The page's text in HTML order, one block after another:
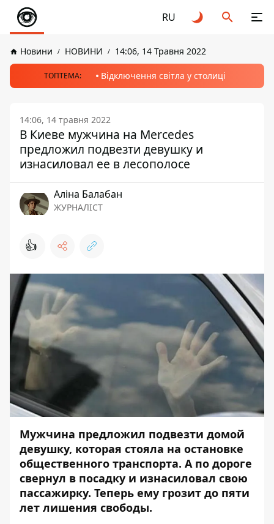
RU
Новини НОВИНИ 14:06, 14 Травня 2022
ТОПТЕМА: Відключення світла у столиці
14:06, 14 травня 2022
В Киеве мужчина на Mercedes
предложил подвезти девушку и
изнасиловал ее в лесополосе
Аліна Балабан
ЖУРНАЛІСТ
👍
Мужчина предложил подвезти домой
девушку, которая стояла на остановке
общественного транспорта. А по дороге
свернул в посадку и изнасиловал свою
пассажирку. Теперь ему грозит до пяти
лет лишения свободы.